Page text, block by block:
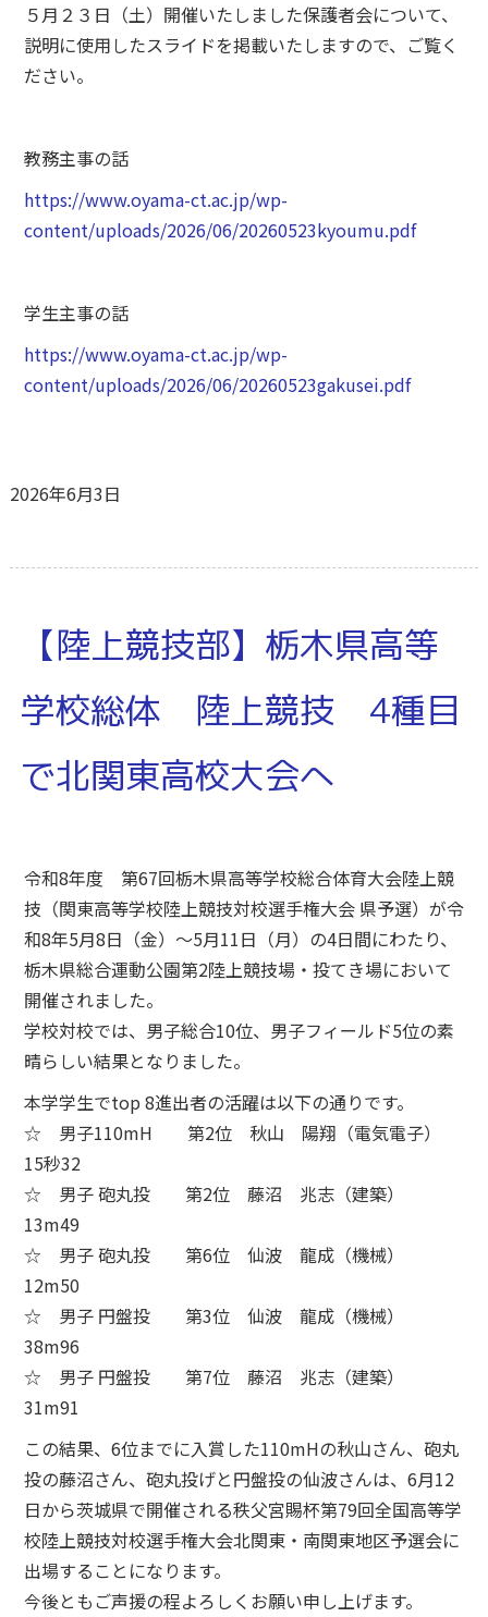
５月２３日（土）開催いたしました保護者会について、
説明に使用したスライドを掲載いたしますので、ご覧く
ださい。
教務主事の話
https://www.oyama-ct.ac.jp/wp-
content/uploads/2026/06/20260523kyoumu.pdf
学生主事の話
https://www.oyama-ct.ac.jp/wp-
content/uploads/2026/06/20260523gakusei.pdf
2026年6月3日
【陸上競技部】栃木県高等
学校総体 陸上競技 4種目
で北関東高校大会へ
令和8年度 第67回栃木県高等学校総合体育大会陸上競
技（関東高等学校陸上競技対校選手権大会 県予選）が令
和8年5月8日（金）～5月11日（月）の4日間にわたり、
栃木県総合運動公園第2陸上競技場・投てき場において
開催されました。
学校対校では、男子総合10位、男子フィールド5位の素
晴らしい結果となりました。
本学学生でtop 8進出者の活躍は以下の通りです。
☆ 男子110mH 第2位 秋山 陽翔（電気電子）
15秒32
☆ 男子 砲丸投 第2位 藤沼 兆志（建築）
13m49
☆ 男子 砲丸投 第6位 仙波 龍成（機械）
12m50
☆ 男子 円盤投 第3位 仙波 龍成（機械）
38m96
☆ 男子 円盤投 第7位 藤沼 兆志（建築）
31m91
この結果、6位までに入賞した110mHの秋山さん、砲丸
投の藤沼さん、砲丸投げと円盤投の仙波さんは、6月12
日から茨城県で開催される秩父宮賜杯第79回全国高等学
校陸上競技対校選手権大会北関東・南関東地区予選会に
出場することになります。
今後ともご声援の程よろしくお願い申し上げます。